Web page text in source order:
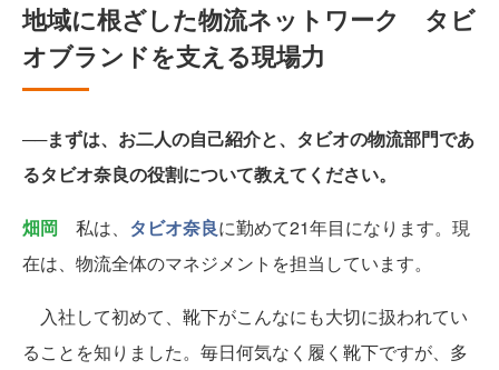
地域に根ざした物流ネットワーク タビ
オブランドを支える現場力
──まずは、お二人の自己紹介と、タビオの物流部門であ
るタビオ奈良の役割について教えてください。
畑岡 私は、 タビオ奈良に勤めて21年目になります。現
在は、物流全体のマネジメントを担当しています。
入社して初めて、靴下がこんなにも大切に扱われてい
ることを知りました。毎日何気なく履く靴下ですが、多